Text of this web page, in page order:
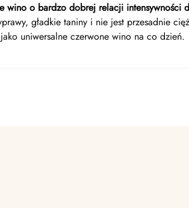
wino o bardzo dobrej relacji intensywności
gładkie taniny i nie jest przesadnie
uniwersalne czerwone wino na co dzień.